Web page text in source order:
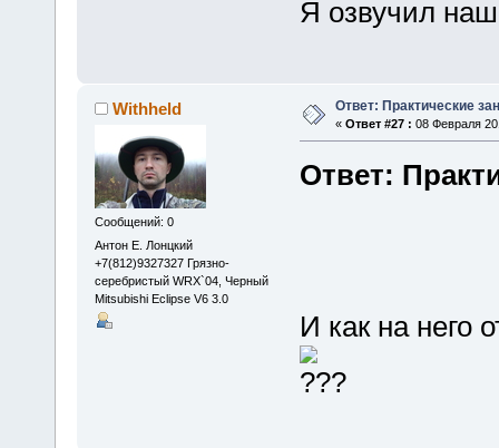
Я озвучил
Withheld
Сообщений: 0
Антон Е. Лонцкий
+7(812)9327327 Грязно-
серебристый WRX`04, Черный
Mitsubishi Eclipse V6 3.0
Ответ: Практические
« Ответ #27 : 08 Февраля
Ответ:
И как на него